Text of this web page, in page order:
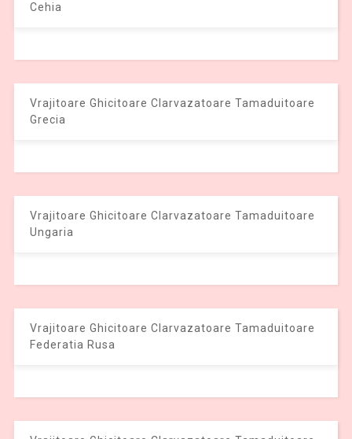
Cehia
Vrajitoare Ghicitoare Clarvazatoare Tamaduitoare
Grecia
Vrajitoare Ghicitoare Clarvazatoare Tamaduitoare
Ungaria
Vrajitoare Ghicitoare Clarvazatoare Tamaduitoare
Federatia Rusa